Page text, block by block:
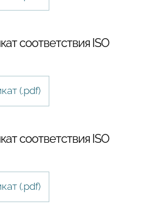
соответствия ISO
(.pdf)
соответствия ISO
(.pdf)